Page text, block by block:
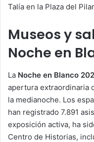
Talía en la Plaza del
Museos y
Noche en
La Noche en Blanco
apertura extraordinaria
la medianoche. Los
han registrado 7.891
exposición activa, ha
Centro de Historias,